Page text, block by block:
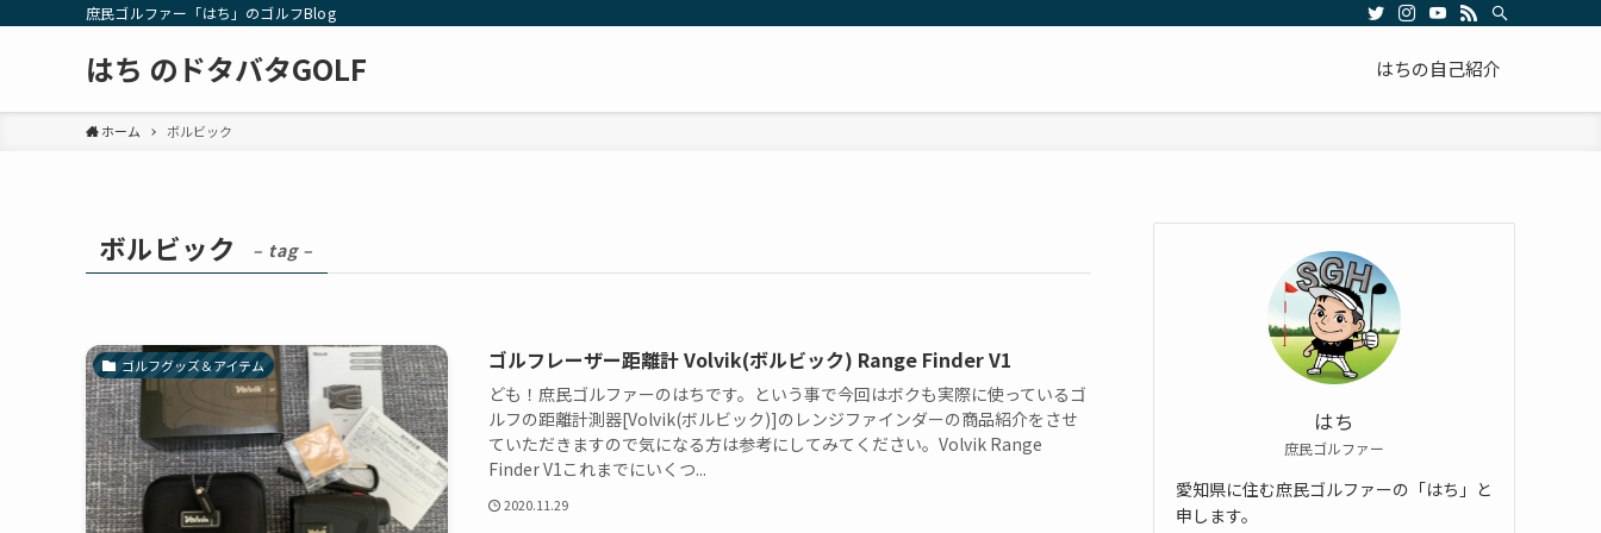
庶民ゴルファー「はち」のゴルフBlog
はち のドタバタGOLF はちの自己紹介
ホーム ボルビック
ボルビック – tag –
ゴルフグッズ＆アイテム ゴルフレーザー距離計 Volvik(ボルビック) Range Finder V1
ども！庶民ゴルファーのはちです。という事で今回はボクも実際に使っているゴ
ルフの距離計測器[Volvik(ボルビック)]のレンジファインダーの商品紹介をさせ
ていただきますので気になる方は参考にしてみてください。Volvik Range
Finder V1これまでにいくつ...
2020.11.29
はち
庶民ゴルファー
愛知県に住む庶民ゴルファーの「はち」と
申します。